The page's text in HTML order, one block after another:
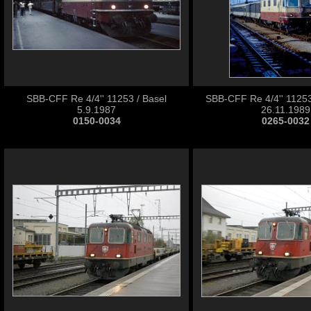
SBB-CFF Re 4/4'' 11253 / Basel
5.9.1987
0150-0034
SBB-CFF Re 4/4''
26.11.1989
0265-0032